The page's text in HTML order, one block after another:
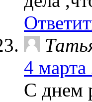
4
С днем